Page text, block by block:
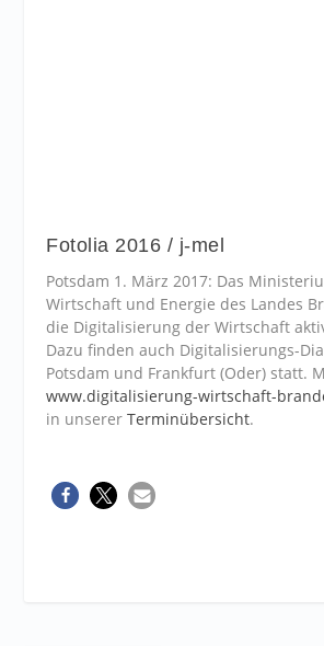
Fotolia 2016 / j-mel
Potsdam 1. März 2017: Das
Wirtschaft und Energie des Landes
die Digitalisierung der Wirtschaft
Dazu finden auch Digitalisierungs-
Potsdam und Frankfurt (Oder) statt.
www.digitalisierung-wirtschaft-
in unsererTerminübersicht.